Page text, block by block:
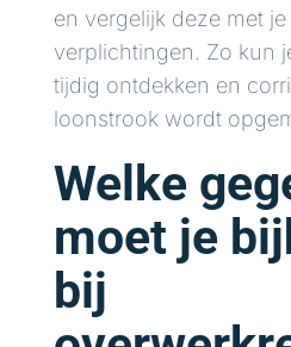
en vergelijk deze met
verplichtingen. Zo kun
tijdig ontdekken en
loonstrook wordt
Welke
moet je
bij